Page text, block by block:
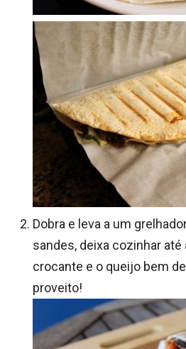
Dobra e leva a um
sandes, deixa cozinhar
crocante e o queijo bem
proveito!